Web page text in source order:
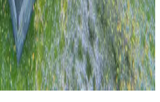
Düz Yüzeyin
ve Tasarım Önerileri
güvenlik önlemleri ve doğru
sanat eserlerinden evcil hayvan
değerlendirilebilir.